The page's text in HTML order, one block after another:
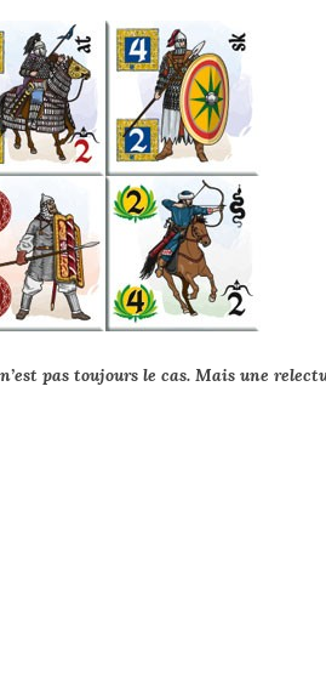
pas toujours le cas. Mais une